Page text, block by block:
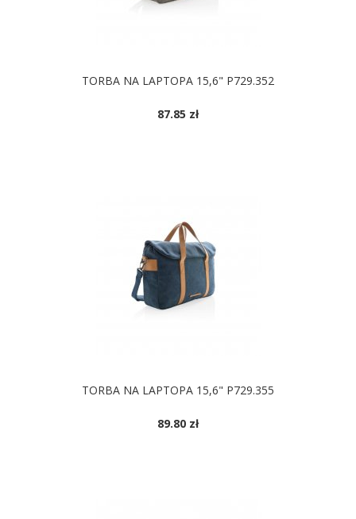
TORBA NA LAPTOPA 15,6" P729.352
87.85 zł
TORBA NA LAPTOPA 15,6" P729.355
89.80 zł